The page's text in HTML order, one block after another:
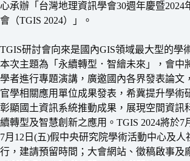
心承辦「台灣地理資訊學會30週年慶暨2024
會（TGIS 2024）」。
TGIS研討會向來是國內GIS領域最大型的學
本次主題為「永續轉型．智繪未來」，會中
學者進行專題演講，廣邀國內各界發表論文
官學相關應用單位成果發表，希冀提升學術
彰顯國土資訊系統推動成果，展現空間資訊
續轉型及智慧創新之應用。TGIS 2024將於7
7月12日(五)假中央研究院學術活動中心及人
行，建請預留時間；大會網站、徵稿啟事及